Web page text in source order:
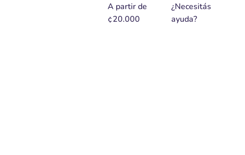
A partir de
¢20.000
¿Necesitás
ayuda?